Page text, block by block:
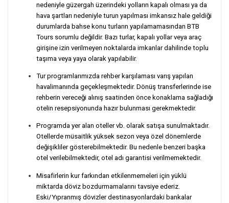
nedeniyle güzergah üzerindeki yolların kapalı olması ya da
hava şartları nedeniyle turun yapılması imkansız hale geldiği
durumlarda bahse konu turların yapılamamasından BTB
Tours sorumlu değildir. Bazı turlar, kapalı yollar veya araç
girişine izin verilmeyen noktalarda imkanlar dahilinde toplu
taşıma veya yaya olarak yapılabilir.
Tur programlarımızda rehber karşılaması varış yapılan
havalimanında geçekleşmektedir. Dönüş transferlerinde ise
rehberin vereceği alınış saatinden önce konaklama sağladığı
otelin resepsiyonunda hazır bulunması gerekmektedir.
Programda yer alan oteller vb. olarak satışa sunulmaktadır.
Otellerde müsaitlik yüksek sezon veya özel dönemlerde
değişikliler gösterebilmektedir. Bu nedenle benzeri başka
otel verilebilmektedir, otel adı garantisi verilmemektedir.
Misafirlerin kur farkından etkilenmemeleri için yüklü
miktarda döviz bozdurmamalarını tavsiye ederiz.
Eski/Yıpranmış dövizler destinasyonlardaki bankalar